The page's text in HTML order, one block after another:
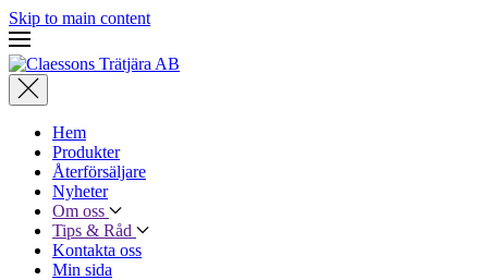
Skip to main content
Hem
Produkter
Återförsäljare
Nyheter
Om oss
Tips & Råd
Kontakta oss
Min sida